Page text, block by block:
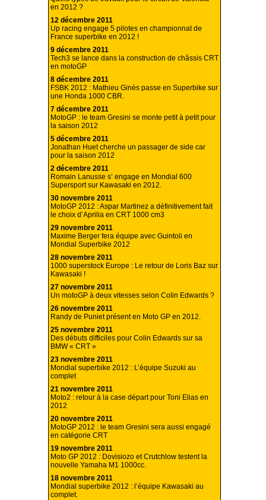
en 2012 ?
12 décembre 2011
Up racing engage 5 pilotes en championnat de
France superbike en 2012 !
9 décembre 2011
Tech3 se lance dans la construction de châssis CRT
en motoGP
8 décembre 2011
FSBK 2012 : Mathieu Ginès passe en Superbike sur
une Honda 1000 CBR.
7 décembre 2011
MotoGP : le team Gresini se monte petit à petit pour
la saison 2012
5 décembre 2011
Jonathan Huet cherche un passager de side car
pour la saison 2012
2 décembre 2011
Romain Lanusse s’ engage en Mondial 600
Supersport sur Kawasaki en 2012.
30 novembre 2011
MotoGP 2012 : Aspar Martinez a définitivement fait
le choix d’Aprilia en CRT 1000 cm3
29 novembre 2011
Maxime Berger fera équipe avec Guintoli en
Mondial Superbike 2012
28 novembre 2011
1000 superstock Europe : Le retour de Loris Baz sur
Kawasaki !
27 novembre 2011
Un motoGP à deux vitesses selon Colin Edwards ?
26 novembre 2011
Randy de Puniet présent en Moto GP en 2012.
25 novembre 2011
Des débuts difficiles pour Colin Edwards sur sa
BMW « CRT »
23 novembre 2011
Mondial superbike 2012 : L’équipe Suzuki au
complet
21 novembre 2011
Moto2 : retour à la case départ pour Toni Elias en
2012
20 novembre 2011
MotoGP 2012 : le team Gresini sera aussi engagé
en catégorie CRT
19 novembre 2011
Moto GP 2012 : Dovisiozo et Crutchlow testent la
nouvelle Yamaha M1 1000cc.
18 novembre 2011
Mondial superbike 2012 : l’équipe Kawasaki au
complet.